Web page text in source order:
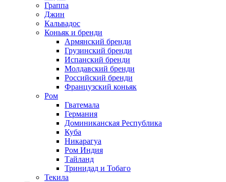
Граппа
Джин
Кальвадос
Коньяк и бренди
Армянский бренди
Грузинский бренди
Испанский бренди
Молдавский бренди
Российский бренди
Французский коньяк
Ром
Гватемала
Германия
Доминиканская Республика
Куба
Никарагуа
Ром Индия
Тайланд
Тринидад и Тобаго
Текила